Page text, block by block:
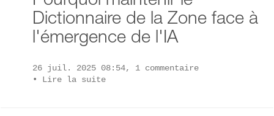
Dictionnaire de la Zone face à
l'émergence de l'IA
26 juil. 2025 08:54, 1 commentaire
• Lire la suite